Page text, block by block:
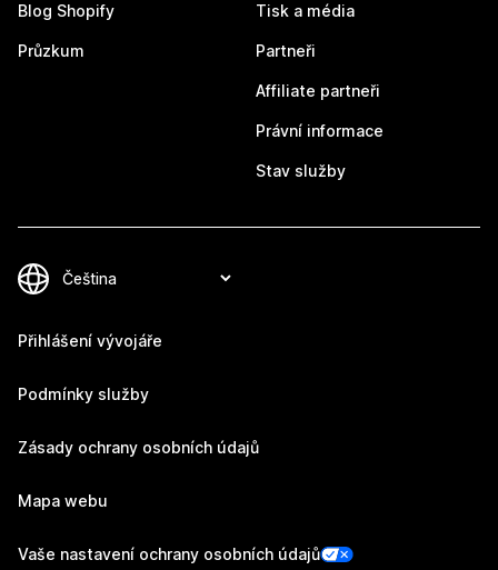
Blog Shopify
Průzkum
Tisk a média
Partneři
Affiliate partneři
Právní informace
Stav služby
Přihlášení vývojáře
Podmínky služby
Zásady ochrany osobních údajů
Mapa webu
Vaše nastavení ochrany osobních údajů